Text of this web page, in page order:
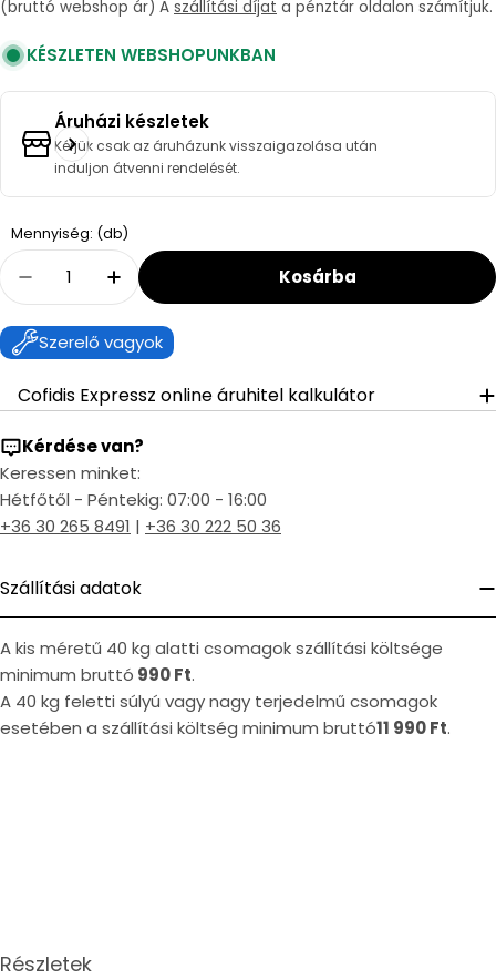
price
(bruttó webshop ár) A szállítási díjat a pénztár oldalon számítjuk.
KÉSZLETEN WEBSHOPUNKBAN
Áruházi készletek
Kérjük csak az áruházunk visszaigazolása után
induljon átvenni rendelését.
Mennyiség: (db)Quantity
Decrease Quantity For Hansgrohe Vernis
Increase Quantity For Hansgrohe
Kosárba
Szerelő vagyok
Cofidis Expressz online áruhitel kalkulátor
Kérdése van?
Keressen minket:
Hétfőtől - Péntekig: 07:00 - 16:00
+36 30 265 8491 | +36 30 222 50 36
Szállítási adatok
A kis méretű 40 kg alatti csomagok szállítási költsége
minimum bruttó 990 Ft.
A 40 kg feletti súlyú vagy nagy terjedelmű csomagok
esetében a szállítási költség minimum bruttó11 990 Ft.
Részletek